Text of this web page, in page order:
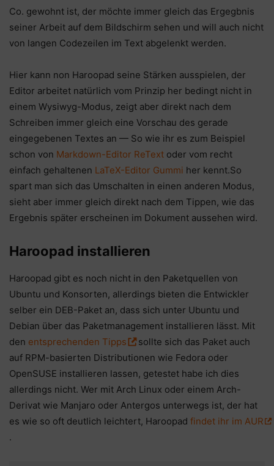
Co. gewohnt ist, der möchte immer gleich das Ergegbnis
seiner Arbeit auf dem Bildschirm sehen und will auch nicht
von langen Codezeilen im Text abgelenkt werden.
Hier kann non Haroopad seine Stärken ausspielen, der
Editor arbeitet natürlich vom Prinzip her bedingt nicht in
einem Wysiwyg-Modus, zeigt aber direkt nach dem
Schreiben immer gleich eine Vorschau des gerade
eingegebenen Textes an — So wie ihr es zum Beispiel
schon von Markdown-Editor ReText oder vom recht
einfach gehaltenen LaTeX-Editor Gummi her kennt.So
spart man sich das Umschalten in einen anderen Modus,
sieht aber immer gleich direkt nach dem Tippen, wie das
Ergebnis später erscheinen im Dokument aussehen wird.
Haroopad installieren
Haroopad gibt es noch nicht in den Paketquellen von
Ubuntu und Konsorten, allerdings bieten die Entwickler
selber ein DEB-Paket an, dass sich unter Ubuntu und
Debian über das Paketmanagement installieren lässt. Mit
den entsprechenden Tipps
sollte sich das Paket auch
auf RPM-basierten Distributionen wie Fedora oder
OpenSUSE installieren lassen, getestet habe ich dies
allerdings nicht. Wer mit Arch Linux oder einem Arch-
Derivat wie Manjaro oder Antergos unterwegs ist, der hat
es wie so oft deutlich leichtert, Haroopad findet ihr im AUR
.